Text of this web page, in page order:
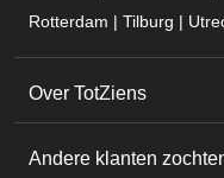
Rotterdam | Tilburg |
Over TotZiens
Andere klanten